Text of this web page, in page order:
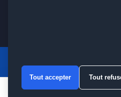
LCM
Tout accepter Tout